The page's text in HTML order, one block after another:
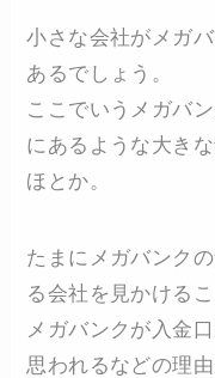
小さな会社がメガ
あるでしょう。
ここでいうメガバ
にあるような大き
ほとか。
たまにメガバンク
る会社を見かける
メガバンクが入金
思われるなどの理由